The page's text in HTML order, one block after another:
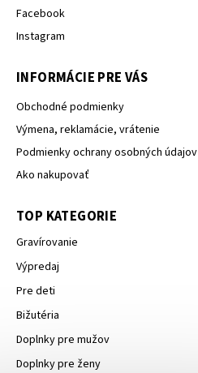
Facebook
Instagram
INFORMÁCIE PRE VÁS
Obchodné podmienky
Výmena, reklamácie, vrátenie
Podmienky ochrany osobných údajov
Ako nakupovať
TOP KATEGORIE
Gravírovanie
Výpredaj
Pre deti
Bižutéria
Doplnky pre mužov
Doplnky pre ženy